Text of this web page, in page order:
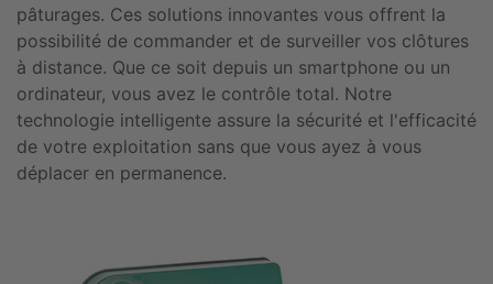
pâturages. Ces solutions innovantes vous offrent la
possibilité de commander et de surveiller vos clôtures
à distance. Que ce soit depuis un smartphone ou un
ordinateur, vous avez le contrôle total. Notre
technologie intelligente assure la sécurité et l'efficacité
de votre exploitation sans que vous ayez à vous
déplacer en permanence.